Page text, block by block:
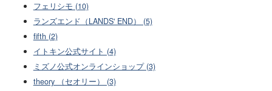
フェリシモ (10)
ランズエンド（LANDS' END） (5)
fifth (2)
イトキン公式サイト (4)
ミズノ公式オンラインショップ (3)
theory （セオリー） (3)